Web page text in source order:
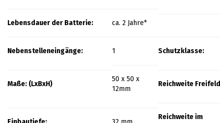
Lebensdauer der Batterie: ca. 2 Jahre*
Nebenstelleneingänge: 1 Schutzklasse:
Maße: (LxBxH)
50 x 50 x
12mm
Reichweite
Reichweite im